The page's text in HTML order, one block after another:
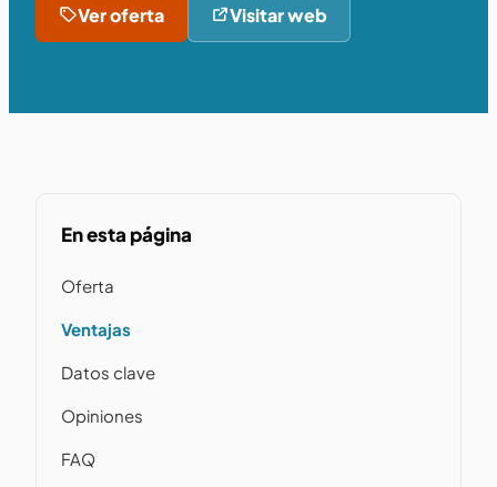
Ver oferta Visitar web
En esta página
Oferta
Ventajas
Datos clave
Opiniones
FAQ